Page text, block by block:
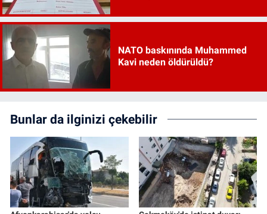
NATO baskınında Muhammed
Kavi neden öldürüldü?
Bunlar da ilginizi çekebilir